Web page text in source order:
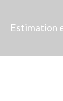
Estimation